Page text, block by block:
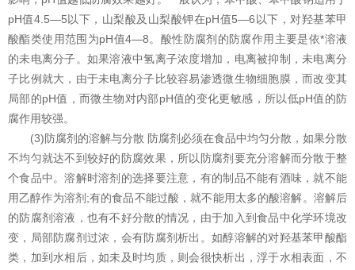
pH值4.5—5以下，山梨酸及山梨酸钾在pH值5—6以下，对羟基苯甲
酸酯类使用范围为pH值4—8。酸性防腐剂的防腐作用主要是依*溶液
的未电离分子。如果溶液中氢离子浓度增加，电离被抑制，未电离分
子比例就大，由于未电离分子比较容易渗透微生物细胞膜，而改变其
局部的pH值，而微生物对内部pH值的变化更敏感，所以低pH值的防
腐作用较强。
(3)防腐剂的溶解与分散 防腐剂必须在食品中均匀分散，如果分散
不均匀就达不到较好的防腐效果，所以防腐剂要充分溶解而分散于整
个食品中。溶解时溶剂的选择要注意，有的制品不能有酒味，就不能
用乙醇作为溶剂;有的食品不能过酸，就不能用太多的酸溶解。溶解后
的防腐剂溶液，也有不好分散的情况，由于加入到食品中化学环境改
变，局部防腐剂过浓，会有防腐剂析出。如醇溶解的对羟基苯甲酸酯
类，加到水相后，如未及时均质，则会很快析出，浮于水相表面，不